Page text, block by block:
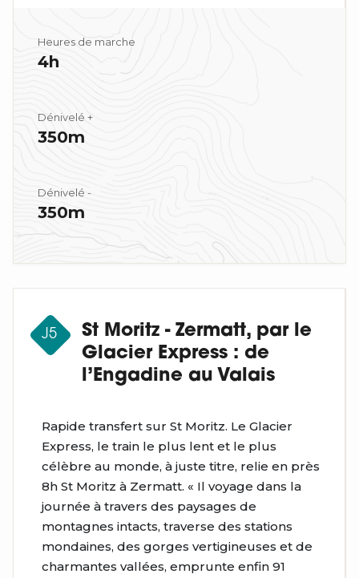
Heures de marche
4h
Dénivelé +
350m
Dénivelé -
350m
J5
St Moritz - Zermatt, par le
Glacier Express : de
l’Engadine au Valais
Rapide transfert sur St Moritz. Le Glacier
Express, le train le plus lent et le plus
célèbre au monde, à juste titre, relie en près
8h St Moritz à Zermatt. « Il voyage dans la
journée à travers des paysages de
montagnes intacts, traverse des stations
mondaines, des gorges vertigineuses et de
charmantes vallées, emprunte enfin 91